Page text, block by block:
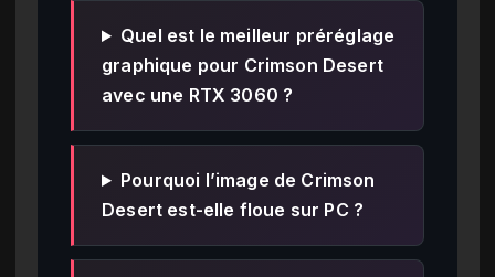
Quel est le meilleur préréglage
graphique pour Crimson Desert
avec une RTX 3060 ?
Pourquoi l’image de Crimson
Desert est-elle floue sur PC ?